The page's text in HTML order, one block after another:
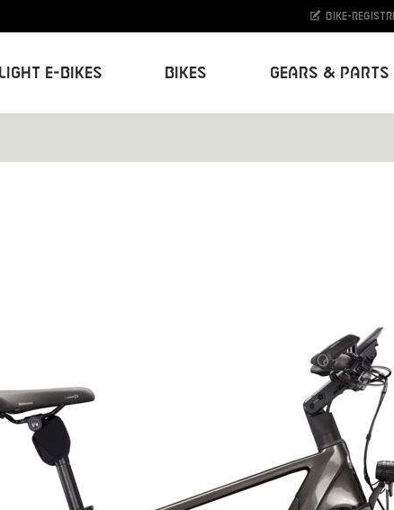
Light E-Bikes Bikes Gears & Parts
Bike-